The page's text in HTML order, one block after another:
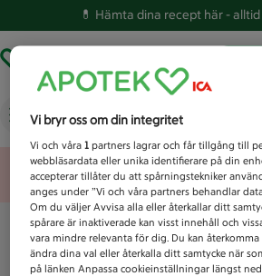
💊 Hämta dina recept här -
Vad letar du efter idag?
Unknown error
Vi bryr oss om din integritet
Vi och våra1 partners lagrar och får tillgång till
webbläsardata eller unika identifierare på din
accepterar tillåter du att spårningstekniker
anges under ”Vi och våra partners behandlar
Om du väljer Avvisa alla eller återkallar ditt
spårare är inaktiverade kan visst innehåll och
vara mindre relevanta för dig. Du kan
ändra dina val eller återkalla ditt samtycke när
på länken Anpassa cookieinställningar längst